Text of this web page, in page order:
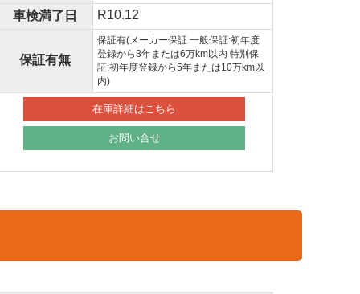
車検満了日
R10.12
保証有無
保証有(メーカー保証 一般保証:初年度
登録から3年または6万km以内 特別保
証:初年度登録から5年または10万km以
内)
在庫詳細はこちら
お問い合せ